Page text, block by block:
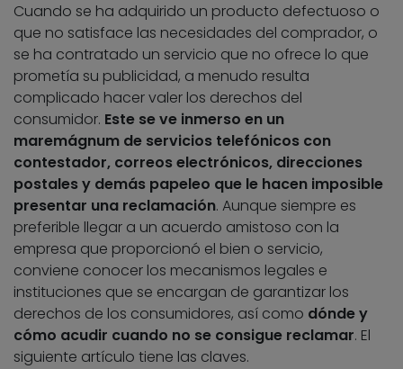
Cuando se ha adquirido un producto defectuoso o
que no satisface las necesidades del comprador, o
se ha contratado un servicio que no ofrece lo que
prometía su publicidad, a menudo resulta
complicado hacer valer los derechos del
consumidor. Este se ve inmerso en un
maremágnum de servicios telefónicos con
contestador, correos electrónicos, direcciones
postales y demás papeleo que le hacen imposible
presentar una reclamación. Aunque siempre es
preferible llegar a un acuerdo amistoso con la
empresa que proporcionó el bien o servicio,
conviene conocer los mecanismos legales e
instituciones que se encargan de garantizar los
derechos de los consumidores, así como dónde y
cómo acudir cuando no se consigue reclamar. El
siguiente artículo tiene las claves.